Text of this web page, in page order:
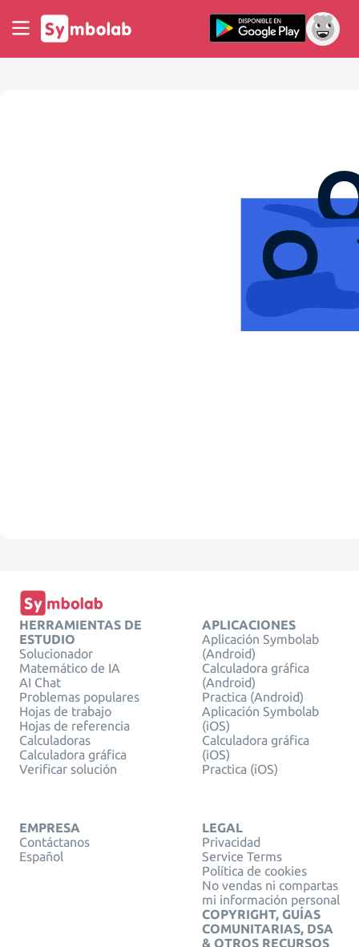
HERRAMIENTAS DE
ESTUDIO
Solucionador
Matemático de IA
AI Chat
Problemas populares
Hojas de trabajo
Hojas de referencia
Calculadoras
Calculadora gráfica
Verificar solución
APLICACIONES
Aplicación Symbolab
(Android)
Calculadora gráfica
(Android)
Practica (Android)
Aplicación Symbolab
(iOS)
Calculadora gráfica
(iOS)
Practica (iOS)
EMPRESA
Contáctanos
Español
LEGAL
Privacidad
Service Terms
Política de cookies
No vendas ni compartas
mi información personal
COPYRIGHT, GUÍAS
COMUNITARIAS, DSA
& OTROS RECURSOS